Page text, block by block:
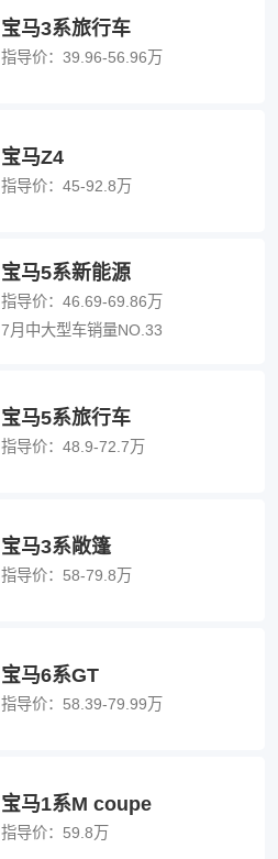
宝马3系旅行车
指导价： 39.96-56.96万
宝马Z4
指导价： 45-92.8万
宝马5系新能源
指导价： 46.69-69.86万
7月中大型车销量NO.33
宝马5系旅行车
指导价： 48.9-72.7万
宝马3系敞篷
指导价： 58-79.8万
宝马6系GT
指导价： 58.39-79.99万
宝马1系M coupe
指导价： 59.8万